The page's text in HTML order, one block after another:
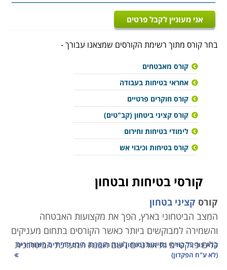
אני מעוניין לקבל פרטים
בחר קורס מתוך רשימת הקורסים שמצאנו עבורך -
קורס מאבטחים
אחראי בטיחות בעבודה
קורס חוקרים פרטיים
קורס קציני ביטחון (קב"טים)
לימודי בטיחות וחירום
קורס בטיחות וכיבוי אש
קורסי בטיחות ובטחון
קורס קציני בטחון
המצב הביטחוני בארץ, הפך את מקצועות האבטחה
והשמירה למבוקשים ביותר כאשר הקורסים בתחום מעניקים
כלים פרקטיים ותיאורטיים לשם הבנת המערכת הביטחונית
על כל היבטיה ופותחים דלת לקריירה דינמית ומלאת עניין.
קרא עוד עלקורסי בטיחות ובטחון שנה ראשונה חינם לחיילים משוחררים
(לא ע"ח הפקדון)